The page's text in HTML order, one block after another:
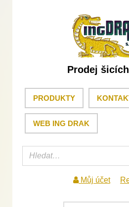
Prodej
PRODUKTY
WEB ING DRAK
Můj účet